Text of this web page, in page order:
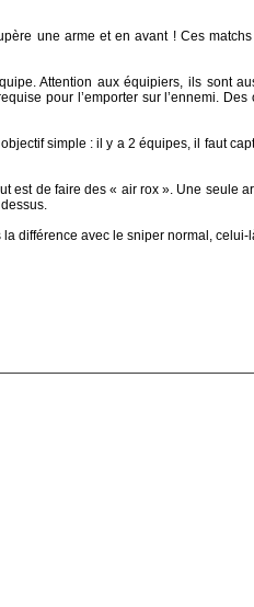
une arme et en avant ! Ces
Attention aux équipiers, ils sont
pour l’emporter sur l’ennemi.
simple : il y a 2 équipes, il faut
est de faire des « air rox ». Une seule
différence avec le sniper normal,